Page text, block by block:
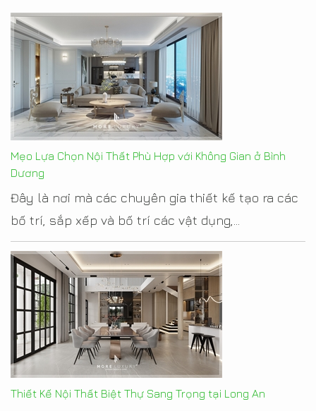
Mẹo Lựa Chọn Nội Thất Phù Hợp với Không Gian ở Bình
Dương
Đây là nơi mà các chuyên gia thiết kế tạo ra các
bố trí, sắp xếp và bố trí các vật dụng,...
Thiết Kế Nội Thất Biệt Thự Sang Trọng tại Long An